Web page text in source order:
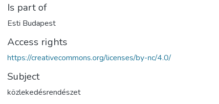
Is part of
Esti Budapest
Access rights
https://creativecommons.org/licenses/by-nc/4.0/
Subject
közlekedésrendészet